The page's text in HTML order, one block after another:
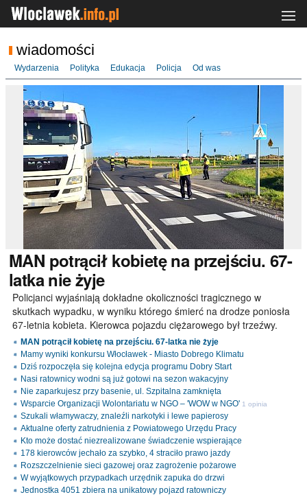
wiadomości
Wydarzenia Polityka Edukacja Policja Od was
MAN potrącił kobietę na przejściu. 67-
latka nie żyje
Policjanci wyjaśniają dokładne okoliczności tragicznego w
skutkach wypadku, w wyniku którego śmierć na drodze poniosła
67-letnia kobieta. Kierowca pojazdu ciężarowego był trzeźwy.
MAN potrącił kobietę na przejściu. 67-latka nie żyje
Mamy wyniki konkursu Włocławek - Miasto Dobrego Klimatu
Dziś rozpoczęła się kolejna edycja programu Dobry Start
Nasi ratownicy wodni są już gotowi na sezon wakacyjny
Nie zaparkujesz przy basenie, ul. Szpitalna zamknięta
Wsparcie Organizacji Wolontariatu w NGO – 'WOW w NGO' 1 opinia
Szukali włamywaczy, znaleźli narkotyki i lewe papierosy
Aktualne oferty zatrudnienia z Powiatowego Urzędu Pracy
Kto może dostać niezrealizowane świadczenie wspierające
178 kierowców jechało za szybko, 4 straciło prawo jazdy
Rozszczelnienie sieci gazowej oraz zagrożenie pożarowe
W wyjątkowych przypadkach urzędnik zapuka do drzwi
Jednostka 4051 zbiera na unikatowy pojazd ratowniczy